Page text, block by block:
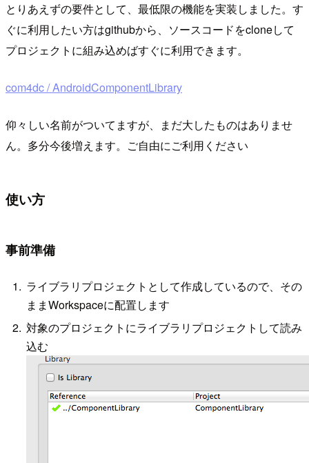
とりあえずの要件として、最低限の機能を実装しました。す
ぐに利用したい方はgithubから、ソースコードをcloneして
プロジェクトに組み込めばすぐに利用できます。
com4dc / AndroidComponentLibrary
仰々しい名前がついてますが、まだ大したものはありませ
ん。多分今後増えます。ご自由にご利用ください
使い方
事前準備
ライブラリプロジェクトとして作成しているので、その
ままWorkspaceに配置します
対象のプロジェクトにライブラリプロジェクトして読み
込む